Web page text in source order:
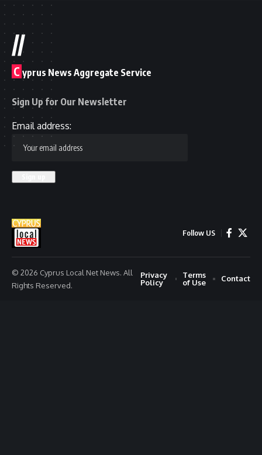
//
C yprus News Aggregate Service
Sign Up for Our Newsletter
Email address:
Follow US
© 2026 Cyprus Local Net News. All
Rights Reserved.
Privacy
Policy
Terms
of Use
Contact